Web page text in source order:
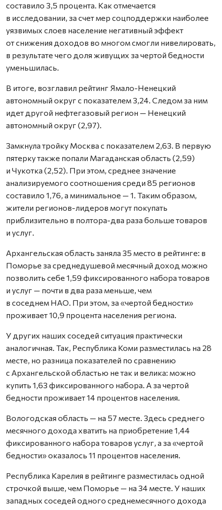
составило 3,5 процента. Как отмечается
в исследовании, за счет мер соцподдержки наиболее
уязвимых слоев население негативный эффект
от снижения доходов во многом смогли нивелировать,
в результате чего доля живущих за чертой бедности
уменьшилась.
В итоге, возглавил рейтинг Ямало-Ненецкий
автономный округ с показателем 3,24. Следом за ним
идет другой нефтегазовый регион — Ненецкий
автономный округ (2,97).
Замкнула тройку Москва с показателем 2,63. В первую
пятерку также попали Магаданская область (2,59)
и Чукотка (2,52). При этом, среднее значение
анализируемого соотношения среди 85 регионов
составило 1,76, а минимальное — 1. Таким образом,
жители регионов-лидеров могут покупать
приблизительно в полтора-два раза больше товаров
и услуг.
Архангельская область заняла 35 место в рейтинге: в
Поморье за среднедушевой месячный доход можно
позволить себе 1,59 фиксированного набора товаров
и услуг — почти в два раза меньше, чем
в соседнем НАО. При этом, за «чертой бедности»
проживает 10,9 процента населения региона.
У других наших соседей ситуация практически
аналогичная. Так, Республика Коми разместилась на 28
месте, но разница показателей по сравнению
с Архангельской областью не так и велика: можно
купить 1,63 фиксированного набора. А за чертой
бедности проживает 14 процентов населения.
Вологодская область — на 57 месте. Здесь среднего
месячного дохода хватить на приобретение 1,44
фиксированного набора товаров услуг, а за «чертой
бедности» оказалось 11 процентов населения.
Республика Карелия в рейтинге разместилась одной
строчкой выше, чем Поморье — на 34 месте. У наших
западных соседей одного среднемесячного дохода